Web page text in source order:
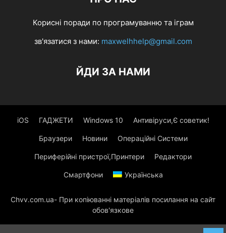
Корисні поради по програмуванню та іграм
зв'язатися з нами: maxwelhhelp@gmail.com
ЙДИ ЗА НАМИ
iOS ГАДЖЕТИ Windows 10 Антивіруси,Є советик!
Браузери Новини Операційні Системи
Периферійні пристрої,Принтери Редактори
Смартфони Українська
Chvv.com.ua- При копіюванні матеріалів посилання на сайт
обов'язкове